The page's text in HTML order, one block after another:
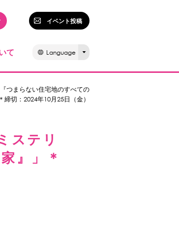
イベント投稿
て Language
つまらない住宅地のすべての
締切：2024年10月25日（金）
ステリ
』」＊